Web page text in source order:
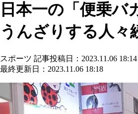
日本一の「便乗バ
うんざりする人々
スポーツ 記事投稿日：2023.11.06 18:14
最終更新日：2023.11.06 18:18